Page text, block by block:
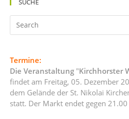
Termine:
Die Veranstaltung "Kirchhorster
findet am Freitag, 05. Dezember
dem Gelände der St. Nikolai
statt. Der Markt endet gegen